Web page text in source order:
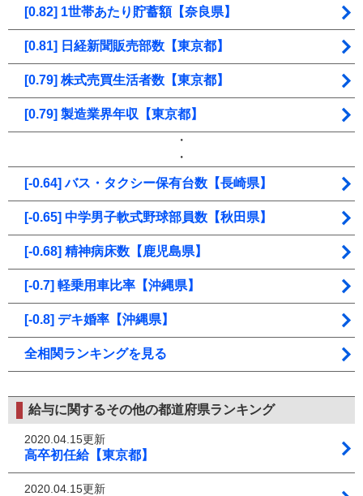
[0.82] 1世帯あたり貯蓄額【奈良県】
[0.81] 日経新聞販売部数【東京都】
[0.79] 株式売買生活者数【東京都】
[0.79] 製造業界年収【東京都】
・
・
[-0.64] バス・タクシー保有台数【長崎県】
[-0.65] 中学男子軟式野球部員数【秋田県】
[-0.68] 精神病床数【鹿児島県】
[-0.7] 軽乗用車比率【沖縄県】
[-0.8] デキ婚率【沖縄県】
全相関ランキングを見る
給与に関するその他の都道府県ランキング
2020.04.15更新
高卒初任給【東京都】
2020.04.15更新